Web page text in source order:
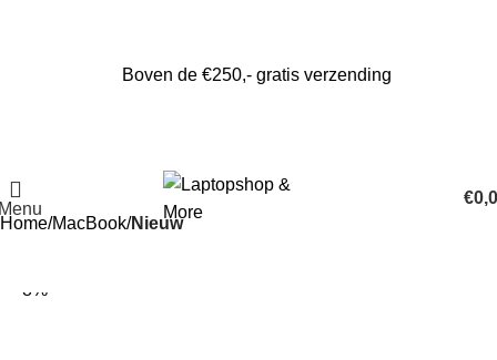
Boven de €250,- gratis verzending
€
Home MacBook Nieuw
-8%